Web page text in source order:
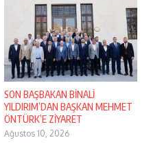
SON BAŞBAKAN BİNALİ
YILDIRIM’DAN BAŞKAN MEHMET
ÖNTÜRK’E ZİYARET
Ağustos 10, 2026